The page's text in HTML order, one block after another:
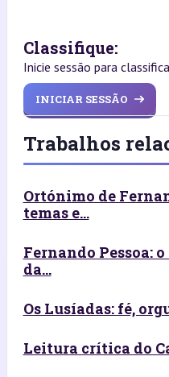
Classifique:
Inicie sessão para
INICIAR SESSÃO
Trabalhos
Ortónimo de
temas e...
Fernando Pessoa:
da...
Os Lusíadas: fé,
Leitura crítica do